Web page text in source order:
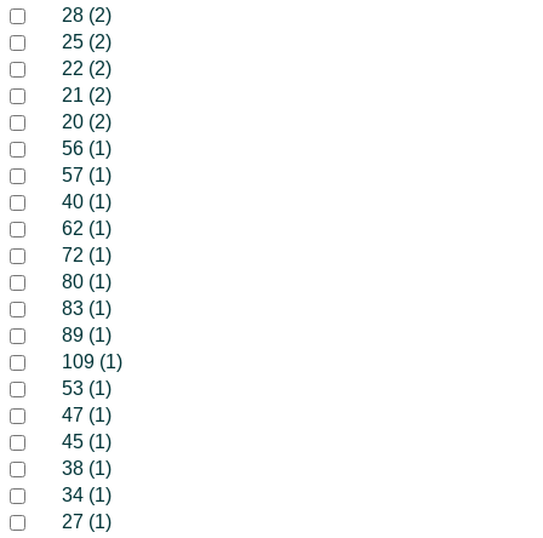
28 (2)
25 (2)
22 (2)
21 (2)
20 (2)
56 (1)
57 (1)
40 (1)
62 (1)
72 (1)
80 (1)
83 (1)
89 (1)
109 (1)
53 (1)
47 (1)
45 (1)
38 (1)
34 (1)
27 (1)